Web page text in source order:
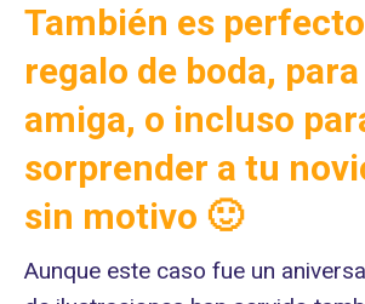
También es
regalo de boda,
amiga, o incluso
sorprender a tu
sin motivo 🙂
Aunque este caso fue un